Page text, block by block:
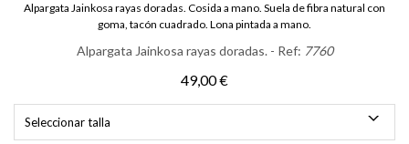
Alpargata Jainkosa rayas doradas. Cosida a mano. Suela de fibra natural con
goma, tacón cuadrado. Lona pintada a mano.
Alpargata Jainkosa rayas doradas. - Ref: 7760
49,00 €
Seleccionar talla